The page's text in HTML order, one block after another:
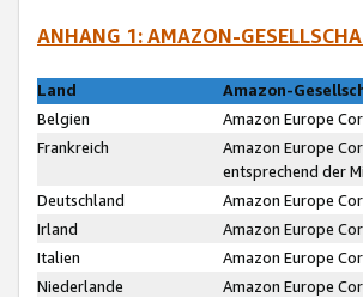
ANHANG 1: AMAZON-
Land
Amazon-
Belgien
Amazon Europe
Frankreich
Amazon Europe
entsprechend der
Deutschland
Amazon Europe
Irland
Amazon Europe
Italien
Amazon Europe
Niederlande
Amazon Europe